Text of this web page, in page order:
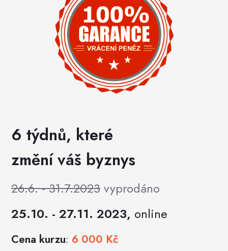
6 týdnů, které
změní váš byznys
26.6. - 31.7.2023 vyprodáno
25.10. - 27.11. 2023, online
Cena kurzu: 6 000 Kč